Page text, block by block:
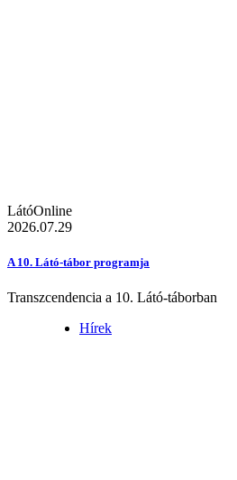
LátóOnline
2026.07.29
A 10. Látó-tábor programja
Transzcendencia a 10. Látó-táborban
Hírek